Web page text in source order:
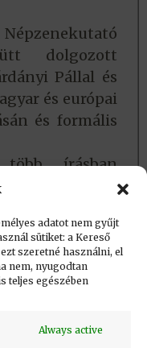
adatot nem gyűjt
sütiket: a Kereső
szeretné használni, el
nem, nyugodtan
teljes egészében
Always active
dolgozott
Pállal és
és európai
és formális
több írásban
szakmája